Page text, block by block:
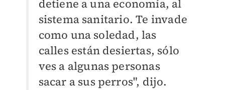
detiene a una economía, al
sistema sanitario. Te invade
como una soledad, las
calles están desiertas, sólo
ves a algunas personas
sacar a sus perros", dijo.